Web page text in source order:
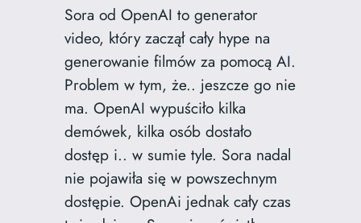
Sora od OpenAI to generator
video, który zaczął cały hype na
generowanie filmów za pomocą AI.
Problem w tym, że.. jeszcze go nie
ma. OpenAI wypuściło kilka
demówek, kilka osób dostało
dostęp i.. w sumie tyle. Sora nadal
nie pojawiła się w powszechnym
dostępie. OpenAi jednak cały czas